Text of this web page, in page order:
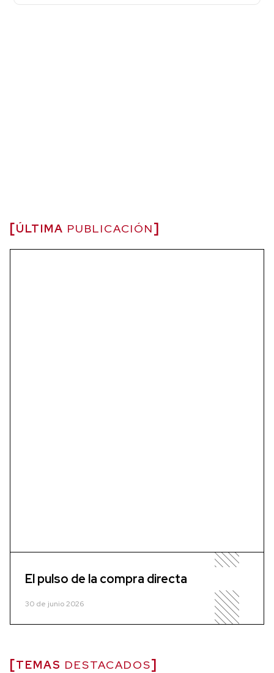
ÚLTIMA PUBLICACIÓN
El pulso de la compra directa
30 de junio 2026
TEMAS DESTACADOS